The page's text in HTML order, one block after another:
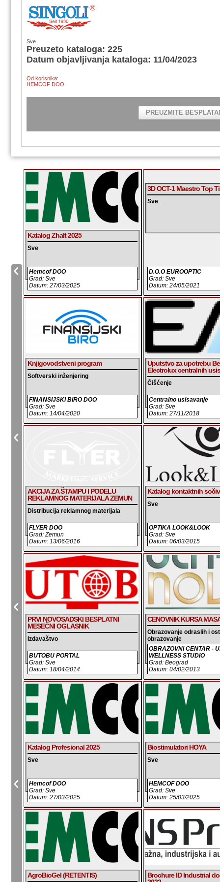
Sve
Preuzeto kataloga: 225
Datum objavljivanja kataloga: 11/04/2023
Od korisnika:
HEMCOF DOO
PREUZMITE
Katalog Zhalt 2025
Sve
Hemcof DOO
Grad: Sve
Datum: 27/03/2025
3D OCT-1 Maestro Top
Sve
D.O.O EUROOPTIC
Grad: Sve
Datum: 24/05/2021
Knjigovodstveni program
Softverski inženjering
FINANSIJSKI BIRO DOO
Grad: Sve
Datum: 14/04/2020
Uputstvo za upotrebu
Electrolux centralnih
Čišćenje
Centralno usisavanje
Grad: Sve
Datum: 27/11/2018
AKCIJA ZA ŠTAMPU I PODELU
REKLAMNOG MATERIJALA ZEMUN
Distribucija reklamnog materijala
FLYER DOO
Grad: Zemun
Datum: 13/06/2016
Katalog kontaktnih
Sve
OPTIKA LOOK&LOOK
Grad: Sve
Datum: 06/03/2015
PRVI NOVOSADSKI BESPLATNI
MESEČNI OGLASNIK
Izdavaštvo
BUTOBU PORTAL
Grad: Sve
Datum: 18/04/2014
CENOVNIK KURSA
Obrazovanje odraslih i
obrazovanje
OBRAZOVNI CENTAR -
WELLNESS STUDIO
Grad: Beograd
Datum: 04/02/2013
Katalog Profesional 2025
Sve
Hemcof DOO
Grad: Sve
Datum: 27/03/2025
Biostimulatori HOYA
Sve
HEMCOF DOO
Grad: Sve
Datum: 25/03/2025
AgroBioGel (RETENTIS)
Brochure ID Industrial